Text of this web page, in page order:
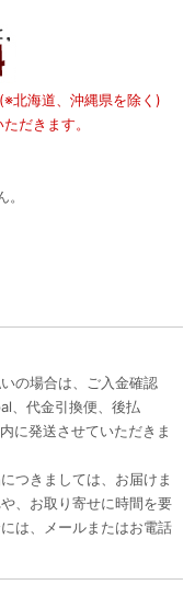
北海道、沖縄県を除く)
だきます。
の場合は、ご入金確認
、代金引換便、後払
に発送させていただきま
つきましては、お届けま
、お取り寄せに時間を要
は、メールまたはお電話